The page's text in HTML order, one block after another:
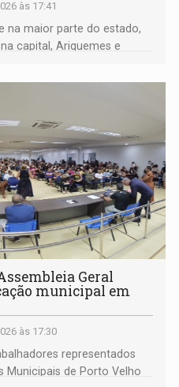
às 17:41
na maior parte do estado,
capital, Ariquemes e
Geral
municipal em
às 17:30
representados
Municipais de Porto Velho